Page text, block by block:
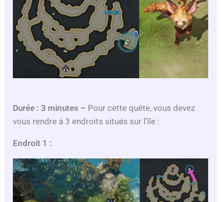
Durée : 3 minutes – Pour cette quête, vous devez
vous rendre à 3 endroits situés sur l’île :
Endroit 1 :